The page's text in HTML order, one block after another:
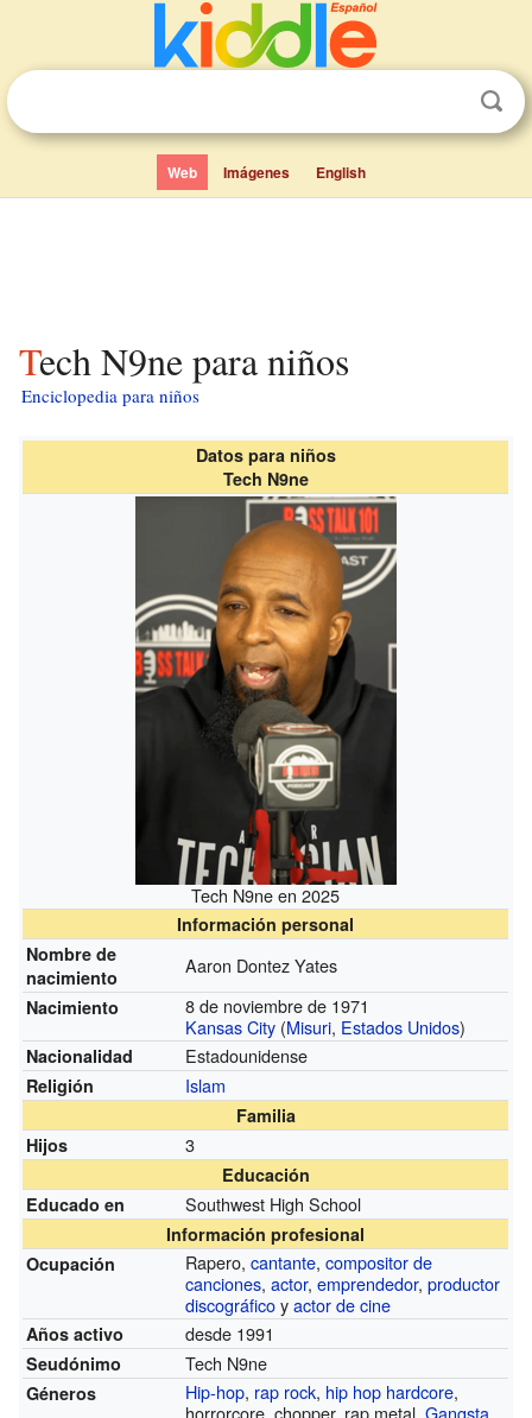
Web Imágenes English
Tech N9ne para niños
Enciclopedia para niños
Datos para niños
Tech N9ne
Tech N9ne en 2025
Información personal
Nombre de
nacimiento
Aaron Dontez Yates
Nacimiento
8 de noviembre de 1971
Kansas City (Misuri, Estados Unidos)
Nacionalidad Estadounidense
Religión Islam
Familia
Hijos
3
Educación
Educado en
Southwest High School
Información profesional
Ocupación
Rapero,cantante,compositor de
canciones,actor,emprendedor,productor
discográficoyactor de cine
Años activo desde 1991
Seudónimo Tech N9ne
Géneros Hip-hop, rap rock, hip hop hardcore,
horrorcore, chopper, rap metal,Gangsta